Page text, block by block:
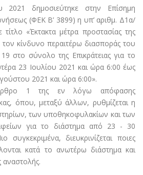
2021 δημοσιεύτηκε στην Επίσημη
(ΦΕΚ Β’ 3899) η υπ’ αριθμ. Δ1α/
«Έκτακτα μέτρα προστασίας της
κίνδυνο περαιτέρω διασποράς του
στο σύνολο της Επικράτειας για το
23 Ιουλίου 2021 και ώρα 6:00 έως
2021 και ώρα 6:00».
άρθρο 1 της εν λόγω απόφασης
όπου, μεταξύ άλλων, ρυθμίζεται η
των υποθηκοφυλακίων και των
για το διάστημα από 23 - 30
διευκρινίζεται ποιες
κατά το ανωτέρω διάστημα και
αναστολής.